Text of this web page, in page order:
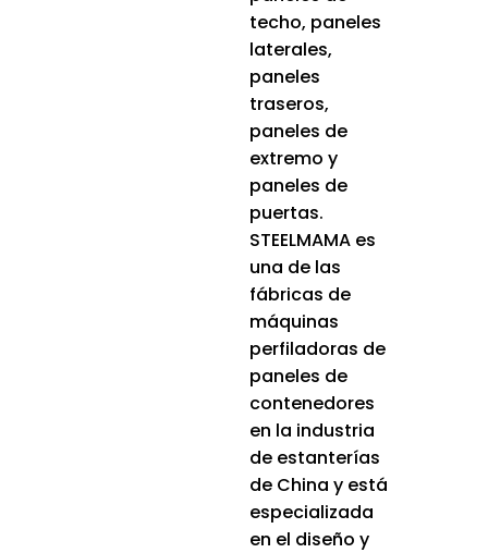
techo, paneles
laterales,
paneles
traseros,
paneles de
extremo y
paneles de
puertas.
STEELMAMA es
una de las
fábricas de
máquinas
perfiladoras de
paneles de
contenedores
en la industria
de estanterías
de China y está
especializada
en el diseño y